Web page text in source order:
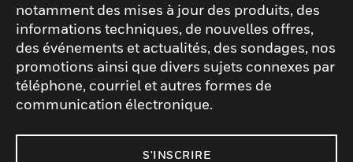
notamment des mises à jour des produits, des
informations techniques, de nouvelles offres,
des événements et actualités, des sondages, nos
promotions ainsi que divers sujets connexes par
téléphone, courriel et autres formes de
communication électronique.
S'INSCRIRE